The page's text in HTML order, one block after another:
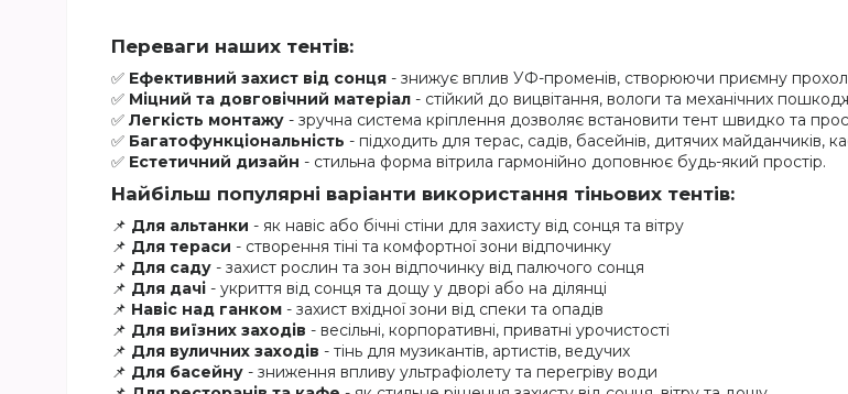
Переваги наших тентів:
✅ Ефективний захист від сонця - знижує вплив УФ-променів, створюючи приємну
✅ Міцний та довговічний матеріал - стійкий до вицвітання, вологи та механічних
✅ Легкість монтажу - зручна система кріплення дозволяє встановити тент швидко та
✅ Багатофункціональність - підходить для терас, садів, басейнів, дитячих майданчиків,
✅ Естетичний дизайн - стильна форма вітрила гармонійно доповнює будь-який простір.
Найбільш популярні варіанти використання тіньових тентів:
📌 Для альтанки - як навіс або бічні стіни для захисту від сонця та вітру
📌 Для тераси - створення тіні та комфортної зони відпочинку
📌 Для саду - захист рослин та зон відпочинку від палючого сонця
📌 Для дачі - укриття від сонця та дощу у дворі або на ділянці
📌 Навіс над ганком - захист вхідної зони від спеки та опадів
📌 Для виїзних заходів - весільні, корпоративні, приватні урочистості
📌 Для вуличних заходів - тінь для музикантів, артистів, ведучих
📌 Для басейну - зниження впливу ультрафіолету та перегріву води